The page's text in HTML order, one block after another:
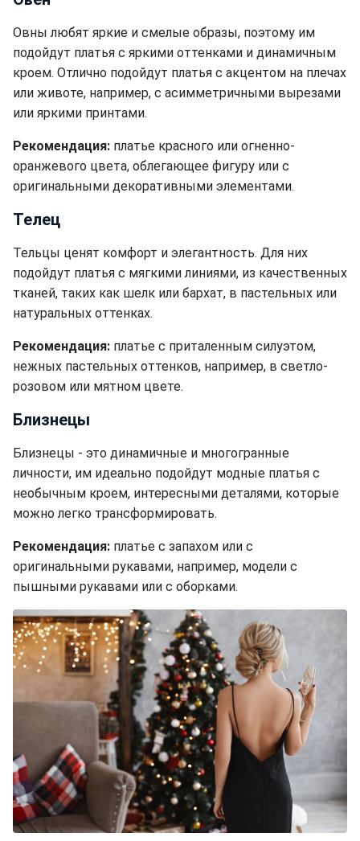
Овны любят яркие и смелые образы, поэтому им
подойдут платья с яркими оттенками и динамичным
кроем. Отлично подойдут платья с акцентом на плечах
или животе, например, с асимметричными вырезами
или яркими принтами.
Рекомендация: платье красного или огненно-
оранжевого цвета, облегающее фигуру или с
оригинальными декоративными элементами.
Телец
Тельцы ценят комфорт и элегантность. Для них
подойдут платья с мягкими линиями, из качественных
тканей, таких как шелк или бархат, в пастельных или
натуральных оттенках.
Рекомендация: платье с приталенным силуэтом,
нежных пастельных оттенков, например, в светло-
розовом или мятном цвете.
Близнецы
Близнецы - это динамичные и многогранные
личности, им идеально подойдут модные платья с
необычным кроем, интересными деталями, которые
можно легко трансформировать.
Рекомендация: платье с запахом или с
оригинальными рукавами, например, модели с
пышными рукавами или с оборками.